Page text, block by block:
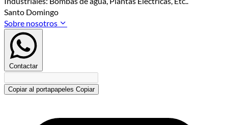
Santo Domingo
Sobre nosotros
Contactar
Copiar al portapapeles Copiar